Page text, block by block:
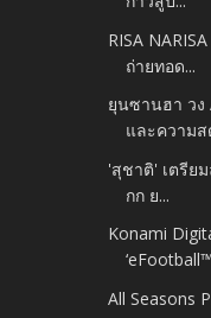
RISA
ถ่ายทอด...
ยุนซานฮา วง
และความส
'สุชาติ' เตรีย
กก ย...
Konami
All Seasons